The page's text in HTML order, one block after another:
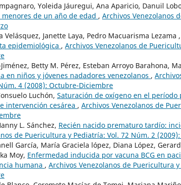
Yoleida Jáuregui, Ana Aparicio, Danuil
de un año de edad , Archivos Venezolanos
Velásquez, Janette Laya, Pedro Macuarisma Lezama ,
epidemiológica , Archivos Venezolanos de
Betty M. Pérez, Esteban Arroyo Barahona,
en niños y jóvenes nadadores venezolanos ,
4 (2008): Octubre-Diciembre
Luchón, Saturación de oxígeno en el
intervención cesárea , Archivos Venezolanos de
L. Sánchez, Recién nacido prematuro tardío:
de Puericultura y Pediatría: Vol. 72 Núm. 2
García, María Graciela lópez, Diana López,
Moy, Enfermedad inducida por vacuna BCG en
humana , Archivos Venezolanos de Puericultura